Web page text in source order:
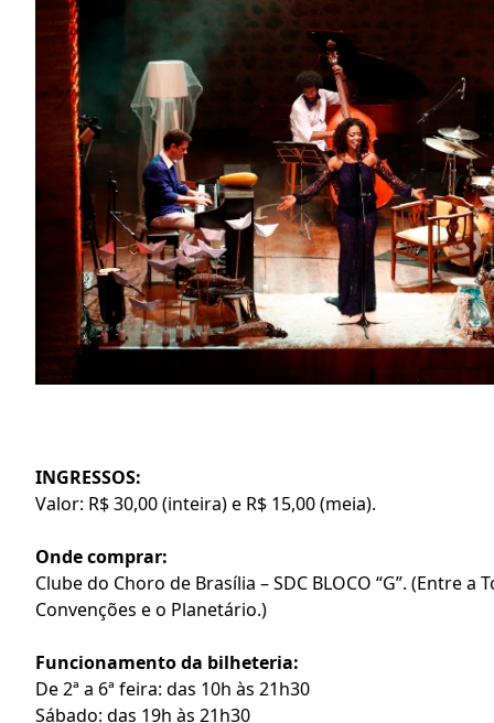
INGRESSOS:
Valor: R$ 30,00 (inteira) e R$ 15,00 (meia).
Onde comprar:
Clube do Choro de Brasília – SDC BLOCO “G”. (Entre a
Convenções e o Planetário.)
Funcionamento da bilheteria:
De 2ª a 6ª feira: das 10h às 21h30
Sábado: das 19h às 21h30